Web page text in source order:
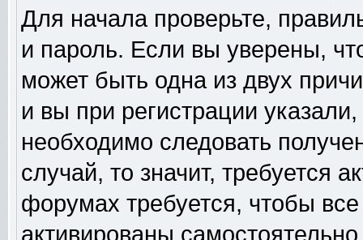
Для начала проверьте,
и пароль. Если вы уверены,
может быть одна из двух
и вы при регистрации
необходимо следовать
случай, то значит, требуется
форумах требуется, чтобы
активированы